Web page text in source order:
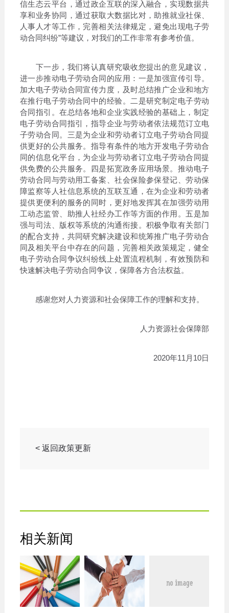
信生态云平台，通过政企互联的深入融合，实现数据共
享和业务协同，通过获取大数据比对，助推就业社保、
人事人才等工作，完善相关法律规定，避免出现电子劳
动合同纠纷”等建议，对我们的工作非常有参考价值。
下一步，我们将认真研究吸收您提出的意见建议，
进一步推动电子劳动合同的应用：一是加强宣传引导。
加大电子劳动合同宣传力度，及时总结推广企业和地方
在推行电子劳动合同中的经验。二是研究制定电子劳动
合同指引。在总结各地和企业实践经验的基础上，制定
电子劳动合同指引，指导企业与劳动者依法规范订立电
子劳动合同。三是为企业和劳动者订立电子劳动合同提
供更好的公共服务。指导有条件的地方开发电子劳动合
同的信息化平台，为企业与劳动者订立电子劳动合同提
供免费的公共服务。四是拓宽政务应用场景。推动电子
劳动合同与劳动用工备案、社会保险参保登记、劳动保
障监察等人社信息系统的互联互通，在为企业和劳动者
提供更便利的服务的同时，更好地发挥其在加强劳动用
工动态监管、助推人社经办工作等方面的作用。五是加
强与司法、版权等系统的沟通衔接。积极争取有关部门
的配合支持，共同研究解决建设和统筹推广电子劳动合
同及相关平台中存在的问题，完善相关政策规定，健全
电子劳动合同争议纠纷线上处置流程机制，有效预防和
快速解决电子劳动合同争议，保障各方合法权益。
感谢您对人力资源和社会保障工作的理解和支持。
人力资源社会保障部
2020年11月10日
< 返回政策更新
相关新闻